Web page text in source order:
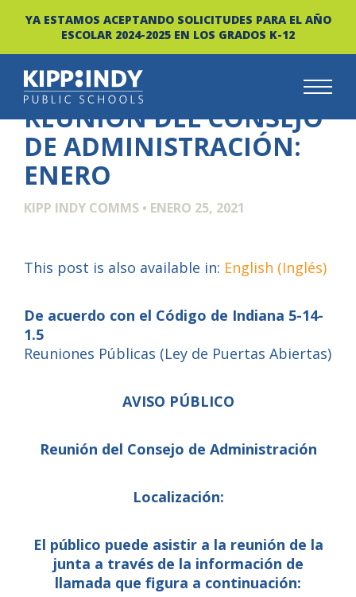
content
YA ESTAMOS ACEPTANDO SOLICITUDES PARA EL AÑO
ESCOLAR 2024-2025 EN LOS GRADOS K-12
REUNIÓN DEL CONSEJO
DE ADMINISTRACIÓN:
ENERO
KIPP INDY COMMS • ENERO 25, 2021
This post is also available in: English (Inglés)
De acuerdo con el Código de Indiana 5-14-
1.5
Reuniones Públicas (Ley de Puertas Abiertas)
AVISO PÚBLICO
Reunión del Consejo de Administración
Localización:
El público puede asistir a la reunión de la
junta a través de la información de
llamada que figura a continuación: